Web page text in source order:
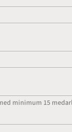
minimum 15